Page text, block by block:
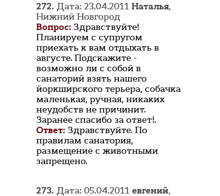
272. Дата: 23.04.2011 Наталья,
Нижний Новгород
Вопрос: Здравствуйте!
Планируем с супругом
приехать к вам отдыхать в
августе. Подскажите -
возможно ли с собой в
санаторий взять нашего
йоркширского терьера, собачка
маленькая, ручная, никаких
неудобств не причинит.
Заранее спасибо за ответ!.
Ответ: Здравствуйте. По
правилам санатория,
размещение с животными
запрещено.
273. Дата: 05.04.2011 евгений,